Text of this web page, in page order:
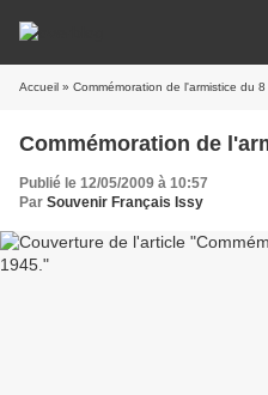
Accueil » Commémoration de l'armistice du 8
Commémoration de
Publié le 12/05/2009 à 10:57
Par Souvenir Français Issy